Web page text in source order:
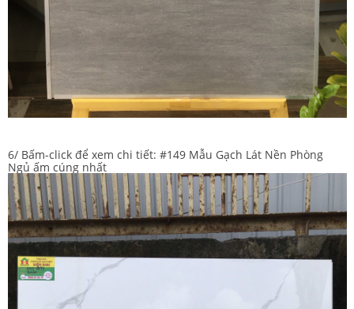
6/ Bấm-click để xem chi tiết: #149 Mẫu Gạch Lát Nền Phòng
Ngủ ấm cúng nhất